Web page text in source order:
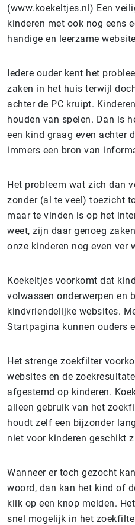
(www.koekeltjes.nl) Een
kinderen met ook nog eens
handige en leerzame
Iedere ouder kent het
zaken in het huis terwijl
achter de PC kruipt.
houden van spelen. Dan is
een kind graag even achter
immers een bron van
Het probleem wat zich dan
zonder (al te veel) toezicht
maar te vinden is op het
weet, zijn daar genoeg
onze kinderen nog even ver
Koekeltjes voorkomt dat
volwassen onderwerpen en
kindvriendelijke websites.
Startpagina kunnen ouders
Het strenge zoekfilter
websites en de
afgestemd op kinderen.
alleen gebruik van het
houdt zelf een bijzonder
niet voor kinderen geschikt
Wanneer er toch gezocht
woord, dan kan het kind of
klik op een knop melden.
snel mogelijk in het